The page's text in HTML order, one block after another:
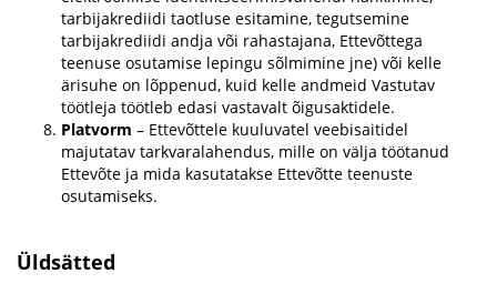
tarbijakrediidi taotluse esitamine, tegutsemine
tarbijakrediidi andja või rahastajana, Ettevõttega
teenuse osutamise lepingu sõlmimine jne) või kelle
ärisuhe on lõppenud, kuid kelle andmeid Vastutav
töötleja töötleb edasi vastavalt õigusaktidele.
Platvorm – Ettevõttele kuuluvatel veebisaitidel
majutatav tarkvaralahendus, mille on välja töötanud
Ettevõte ja mida kasutatakse Ettevõtte teenuste
osutamiseks.
Üldsätted